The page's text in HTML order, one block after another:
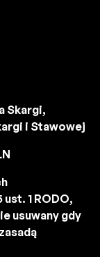
Skargi,
i Stawowej
1 RODO,
usuwany gdy